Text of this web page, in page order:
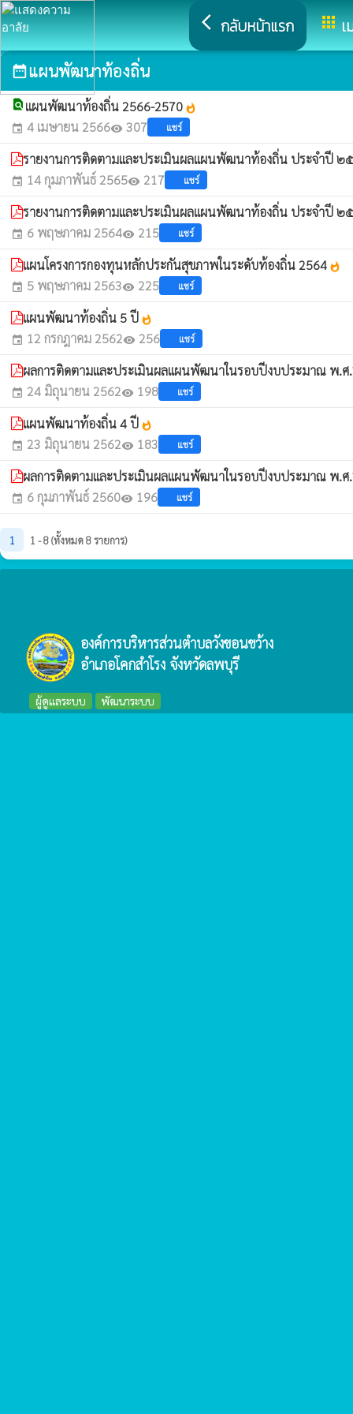
arrow_back_ios กลับหน้าแรก apps
date_rangeแผนพัฒนาท้องถิ่น
find_in_page แผนพัฒนาท้องถิ่น 2566-2570 whatshot
event 4 เมษายน 2566visibility 307 แชร์
รายงานการติดตามและประเมินผลแผนพัฒนาท้องถิ่น ประจำปี
event 14 กุมภาพันธ์ 2565visibility 217 แชร์
รายงานการติดตามและประเมินผลแผนพัฒนาท้องถิ่น ประจำปี
event 6 พฤษภาคม 2564visibility 215 แชร์
แผนโครงการกองทุนหลักประกันสุขภาพในระดับท้องถิ่น 2564 whatshot
event 5 พฤษภาคม 2563visibility 225 แชร์
แผนพัฒนาท้องถิ่น 5 ปี whatshot
event 12 กรกฎาคม 2562visibility 256 แชร์
ผลการติดตามและประเมินผลแผนพัฒนาในรอบปีงบประมาณ พ.
event 24 มิถุนายน 2562visibility 198 แชร์
แผนพัฒนาท้องถิ่น 4 ปี whatshot
event 23 มิถุนายน 2562visibility 183 แชร์
ผลการติดตามและประเมินผลแผนพัฒนาในรอบปีงบประมาณ พ.
event 6 กุมภาพันธ์ 2560visibility 196 แชร์
1 1 - 8 (ทั้งหมด 8 รายการ)
องค์การบริหารส่วนตำบลวังขอนขว้าง
อำเภอโคกสำโรง จังหวัดลพบุรี
ผู้ดูแลระบบ พัฒนาระบบ